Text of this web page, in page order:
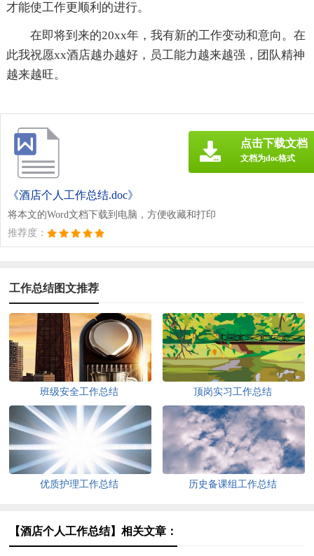
才能使工作更顺利的进行。
在即将到来的20xx年，我有新的工作变动和意向。在
此我祝愿xx酒店越办越好，员工能力越来越强，团队精神
越来越旺。
《酒店个人工作总结.doc》
将本文的Word文档下载到电脑，方便收藏和打印
推荐度：
点击下载文档
文档为doc格式
工作总结图文推荐
班级安全工作总结 顶岗实习工作总结
优质护理工作总结 历史备课组工作总结
【酒店个人工作总结】相关文章：